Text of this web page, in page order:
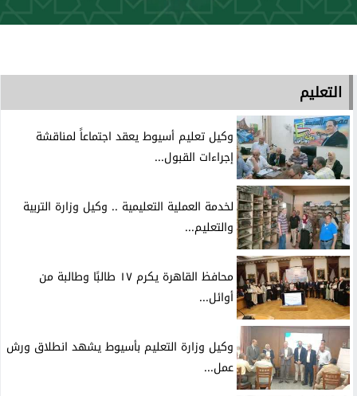
التعليم
وكيل تعليم أسيوط يعقد اجتماعاً لمناقشة
إجراءات القبول...
لخدمة العملية التعليمية .. وكيل وزارة التربية
والتعليم...
محافظ القاهرة يكرم ١٧ طالبًا وطالبة من
أوائل...
وكيل وزارة التعليم بأسيوط يشهد انطلاق ورش
عمل...